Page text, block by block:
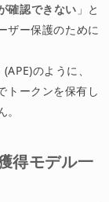
確認できない 」と
ザー保護のために
のように、
トークンを保有し
得モデル一